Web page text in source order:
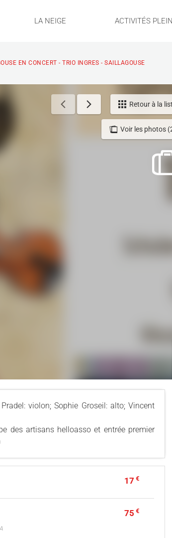
LA NEIGE ACTIVITÉS
EN CONCERT - TRIO INGRES - SAILLAGOUSE
Retour à la
Voir les photos
violon; Sophie Groseil: alto; Vincent
des artisans helloasso et entrée premier
17 €
75 €